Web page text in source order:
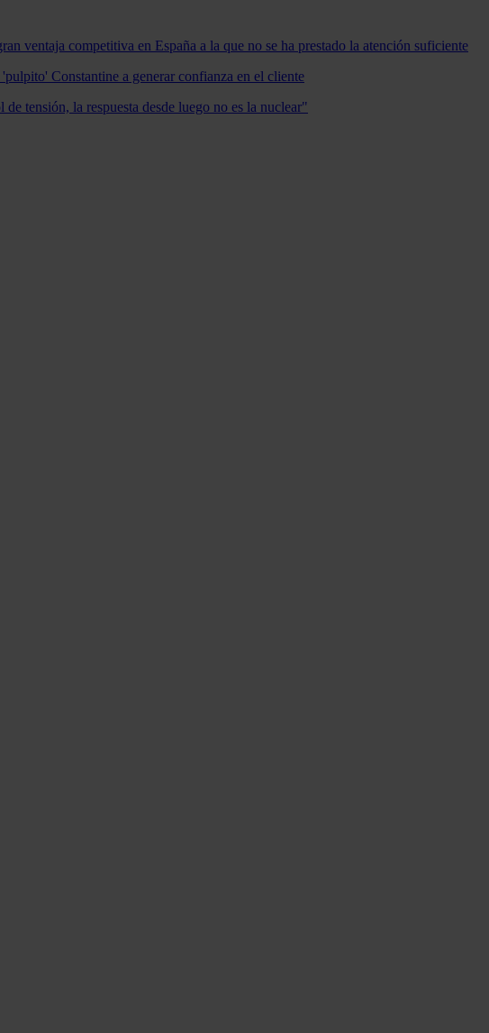
ventaja competitiva en España a la que no se ha prestado la atención suficiente
Constantine a generar confianza en el cliente
tensión, la respuesta desde luego no es la nuclear"